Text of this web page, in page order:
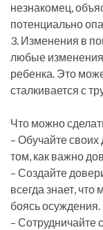
незнакомец,
потенциально
3. Изменения в
любые
ребенка. Это
сталкивается с
Что можно
– Обучайте своих
том, как важно
– Создайте
всегда знает,
боясь осуждения.
– Сотрудничайте